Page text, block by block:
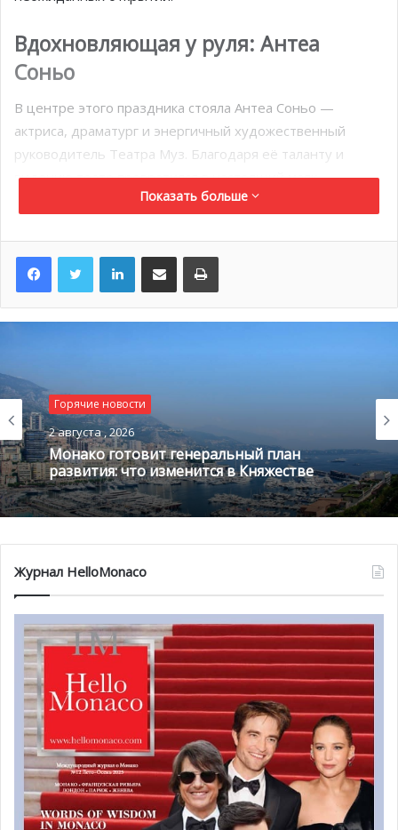
Вдохновляющая у руля: Антеа
Соньо
В центре этого праздника стояла Антеа Соньо —
актриса, драматург и энергичный художественный
руководитель Театра Муз. Благодаря её таланту и
видению театр превратился в настоящий маяк
сценического искусства.
В эти вечера Соньо предложила зрителям не просто
презентацию программы, а полноценное сольное шоу
— с юмором, личными историями и мультимедийными
Энтузиазм Соньо задаёт тон всему сезону, который
объединит признанные постановки с Фестиваля в
Авиньоне, парижские хиты и новые театральные
открытия, готовые покорить сердца зрителей.
Что уже известно
В программе, возможно, появится трогательная пьеса
«Они не заслуживают твоих слёз»(Ils ne méritent pas tes
larmes).
Прошлые сезоны радовали смелыми проектами вроде
«Одиссея: музыкальная конференция»— оригинального
сочетания театра и музыки, а также постановками,
посвящёнными Саше Гитри:«60 дней тюрьмы»и«Саша
против Гитри».
Показать больше
LinkedInПоделиться по электронной почте Распечатать
Горячие новости
2 августа , 2026
Монако готовит генеральный план
развития: что изменится в Княжестве
Журнал HelloMonaco